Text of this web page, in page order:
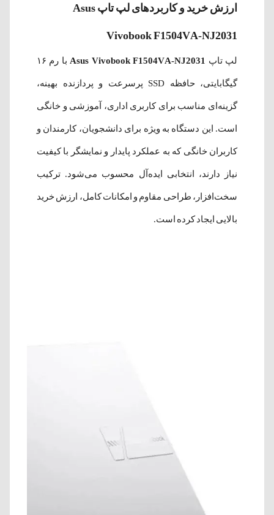
ارزش خرید و کاربردهای لپ تاپ Asus
Vivobook F1504VA-NJ2031
لپ تاپ Asus Vivobook F1504VA-NJ2031 با رم ۱۶
گیگابایتی، حافظه SSD پرسرعت و پردازنده بهینه،
گزینه‌ای مناسب برای کاربری اداری، آموزشی و خانگی
است. این دستگاه به ویژه برای دانشجویان، کارمندان و
کاربران خانگی که به عملکرد پایدار و نمایشگر با کیفیت
نیاز دارند، انتخابی ایده‌آل محسوب می‌شود. ترکیب
سخت‌افزار، طراحی مقاوم و امکانات کامل، ارزش خرید
بالایی ایجاد کرده است.